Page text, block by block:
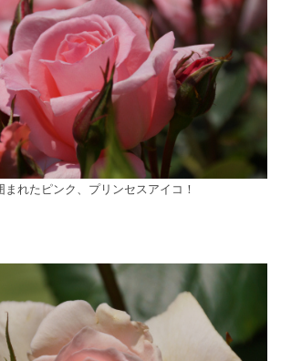
れたピンク、プリンセスアイコ！